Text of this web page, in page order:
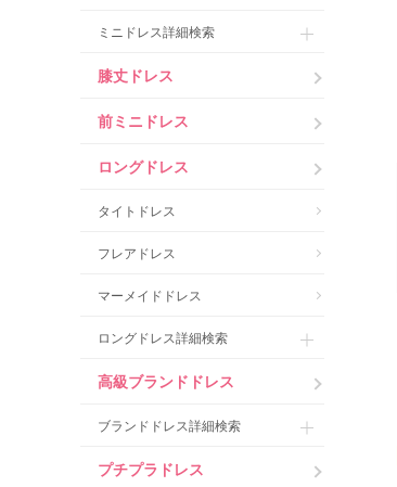
ミニドレス詳細検索
膝丈ドレス
前ミニドレス
ロングドレス
タイトドレス
フレアドレス
マーメイドドレス
ロングドレス詳細検索
高級ブランドドレス
ブランドドレス詳細検索
プチプラドレス